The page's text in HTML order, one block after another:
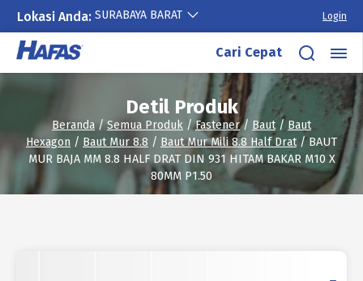
Lokasi Anda: SURABAYA BARAT Login
Lewati
konten
Cari Cepat
Detil Produk
Beranda/ Semua Produk /Fastener/ Baut/ Baut
Hexagon / Baut Mur 8.8 / Baut Mur Mili 8.8 Half Drat/ BAUT
MUR BAJA MM 8.8 HALF DRAT DIN 931 HITAM BAKAR M10 X
80MM P1.50